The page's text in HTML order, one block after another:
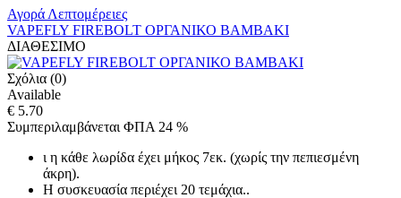
Αγορά Λεπτομέρειες
VAPEFLY FIREBOLT ΟΡΓΑΝΙΚΟ ΒΑΜΒΑΚΙ
ΔΙΑΘΕΣΙΜΟ
Σχόλια (0)
Available
€ 5.70
Συμπεριλαμβάνεται ΦΠΑ 24 %
ι η κάθε λωρίδα έχει μήκος 7εκ. (χωρίς την πεπιεσμένη
άκρη).
Η συσκευασία περιέχει 20 τεμάχια..